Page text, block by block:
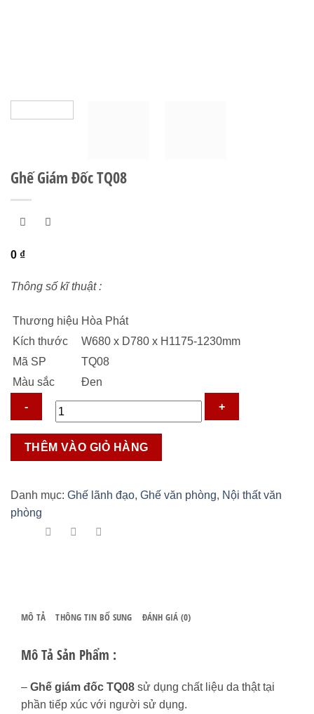
Ghế Giám Đốc TQ08
0 ₫
Thông số kĩ thuật :
Thương hiệu Hòa Phát
Kích thước
W680 x D780 x H1175-1230mm
Mã SP
TQ08
Màu sắc
Đen
Ghế
TQ08
lượng
THÊM VÀO GIỎ HÀNG
Danh mục: Ghế lãnh đạo, Ghế văn phòng, Nội thất văn
phòng
MÔ TẢ THÔNG TIN BỔ SUNG ĐÁNH GIÁ (0)
Mô Tả Sản Phẩm :
– Ghế giám đốc TQ08 sử dụng chất liệu da thật tại
phần tiếp xúc với người sử dụng.